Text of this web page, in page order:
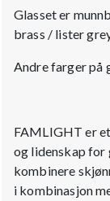
Glasset er
brass / lister
Andre farger på
FAMLIGHT er
og lidenskap for
kombinere
i kombinasjon